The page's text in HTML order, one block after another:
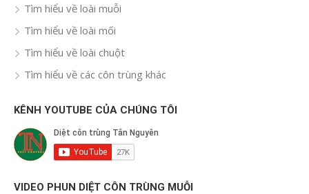
Tìm hiểu về loài muỗi
Tìm hiểu về loài mối
Tìm hiểu về loài chuột
Tìm hiểu về các côn trùng khác
KÊNH YOUTUBE CỦA CHÚNG TÔI
VIDEO PHUN DIỆT CÔN TRÙNG MUỖI